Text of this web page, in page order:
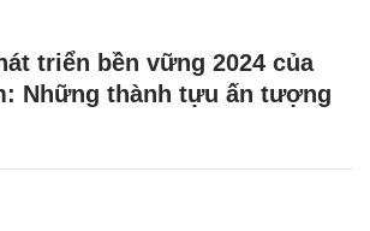
triển bền vững 2024 của
Những thành tựu ấn tượng